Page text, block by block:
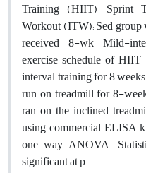
Training (HIIT), Sprint
Workout (ITW); Sed group
received 8-wk Mild-
exercise schedule of
interval training for 8
run on treadmill for 8-
ran on the inclined
using commercial ELISA
one-way ANOVA.
significant at p